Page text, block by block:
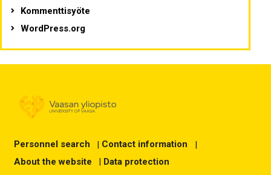
Kommenttisyöte
WordPress.org
Personnel search | Contact information
|
About the website
| Data protection